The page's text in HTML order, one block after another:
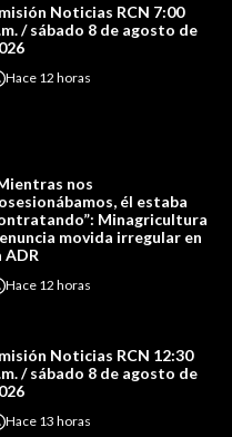
Noticias RCN 7:00
/ sábado 8 de agosto de
Hace 12 horas
nos
él estaba
Minagricultura
movida irregular en
ADR
Hace 12 horas
Noticias RCN 12:30
/ sábado 8 de agosto de
Hace 13 horas